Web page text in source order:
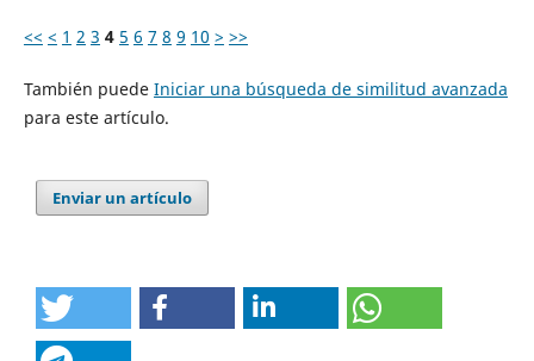
<< < 1 2 3 4 5 6 7 8 9 10 > >>
También puede Iniciar una búsqueda de similitud avanzada
para este artículo.
Enviar un artículo